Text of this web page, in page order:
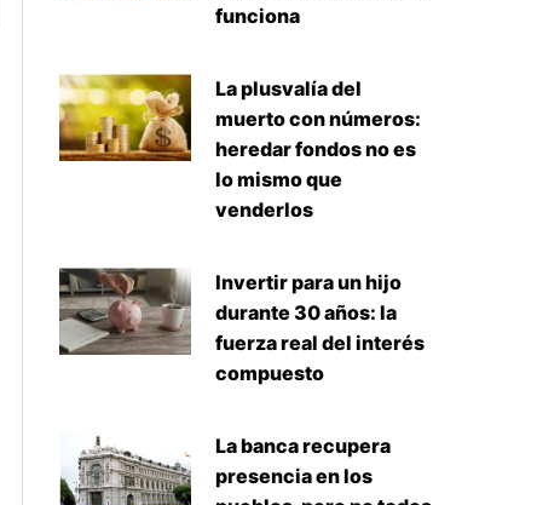
funciona
La plusvalía del
muerto con números:
heredar fondos no es
lo mismo que
venderlos
Invertir para un hijo
durante 30 años: la
fuerza real del interés
compuesto
La banca recupera
presencia en los